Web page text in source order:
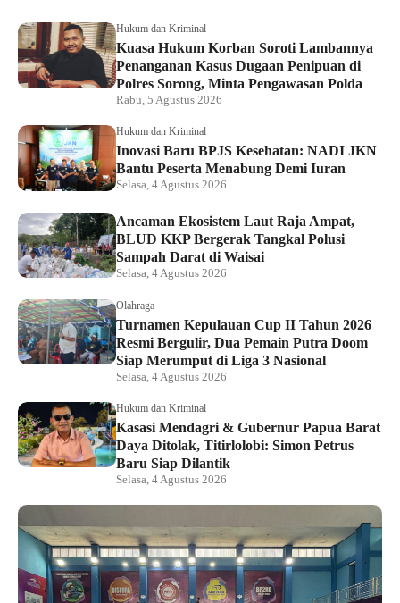
Hukum dan Kriminal
Kuasa Hukum Korban Soroti Lambannya
Penanganan Kasus Dugaan Penipuan di
Polres Sorong, Minta Pengawasan Polda
Rabu, 5 Agustus 2026
Hukum dan Kriminal
Inovasi Baru BPJS Kesehatan: NADI JKN
Bantu Peserta Menabung Demi Iuran
Selasa, 4 Agustus 2026
Ancaman Ekosistem Laut Raja Ampat,
BLUD KKP Bergerak Tangkal Polusi
Sampah Darat di Waisai
Selasa, 4 Agustus 2026
Olahraga
Turnamen Kepulauan Cup II Tahun 2026
Resmi Bergulir, Dua Pemain Putra Doom
Siap Merumput di Liga 3 Nasional
Selasa, 4 Agustus 2026
Hukum dan Kriminal
Kasasi Mendagri & Gubernur Papua Barat
Daya Ditolak, Titirlolobi: Simon Petrus
Baru Siap Dilantik
Selasa, 4 Agustus 2026